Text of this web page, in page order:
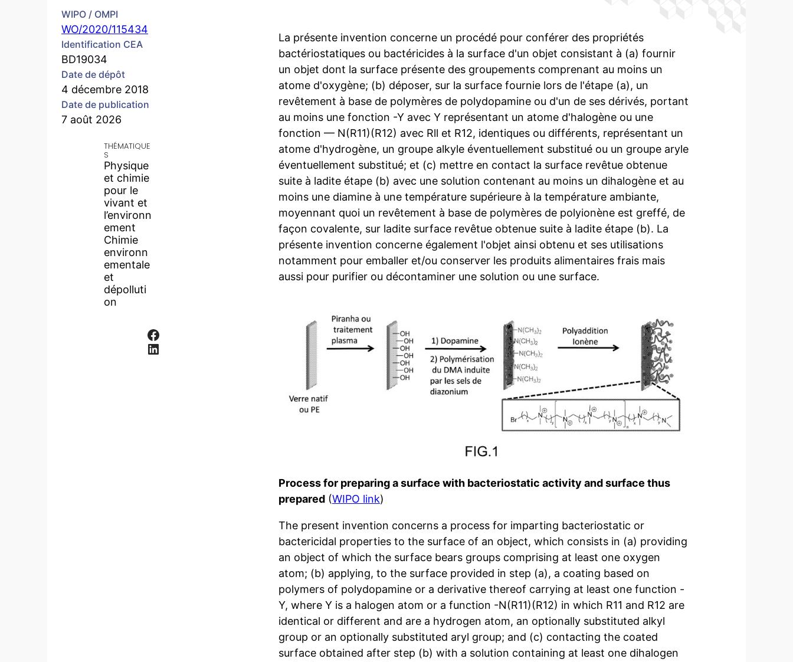
WIPO / OMPI
WO/2020/115434
Identification CEA
BD19034
Date de dépôt
4 décembre 2018
Date de publication
7 août 2026
THÉMATIQUE
S
Physique
et chimie
pour le
vivant et
l’environn
ement
Chimie
environn
ementale
et
dépolluti
on
Facebook
LinkedIn
La présente invention concerne un procédé pour conférer des propriétés
bactériostatiques ou bactéricides à la surface d'un objet consistant à (a) fournir
un objet dont la surface présente des groupements comprenant au moins un
atome d'oxygène; (b) déposer, sur la surface fournie lors de l'étape (a), un
revêtement à base de polymères de polydopamine ou d'un de ses dérivés, portant
au moins une fonction -Y avec Y représentant un atome d'halogène ou une
fonction — N(R11)(R12) avec Rll et R12, identiques ou différents, représentant un
atome d'hydrogène, un groupe alkyle éventuellement substitué ou un groupe aryle
éventuellement substitué; et (c) mettre en contact la surface revêtue obtenue
suite à ladite étape (b) avec une solution contenant au moins un dihalogène et au
moins une diamine à une température supérieure à la température ambiante,
moyennant quoi un revêtement à base de polymères de polyionène est greffé, de
façon covalente, sur ladite surface revêtue obtenue suite à ladite étape (b). La
présente invention concerne également l'objet ainsi obtenu et ses utilisations
notamment pour emballer et/ou conserver les produits alimentaires frais mais
aussi pour purifier ou décontaminer une solution ou une surface.
Process for preparing a surface with bacteriostatic activity and surface thus
prepared (WIPO link)
The present invention concerns a process for imparting bacteriostatic or
bactericidal properties to the surface of an object, which consists in (a) providing
an object of which the surface bears groups comprising at least one oxygen
atom; (b) applying, to the surface provided in step (a), a coating based on
polymers of polydopamine or a derivative thereof carrying at least one function -
Y, where Y is a halogen atom or a function -N(R11)(R12) in which R11 and R12 are
identical or different and are a hydrogen atom, an optionally substituted alkyl
group or an optionally substituted aryl group; and (c) contacting the coated
surface obtained after step (b) with a solution containing at least one dihalogen